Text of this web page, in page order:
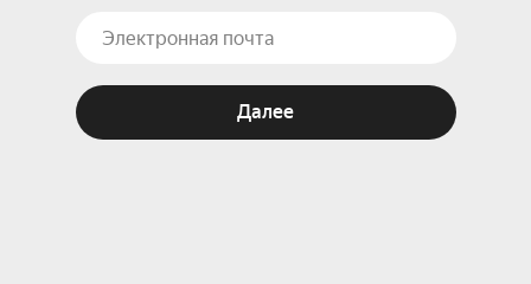
Далее